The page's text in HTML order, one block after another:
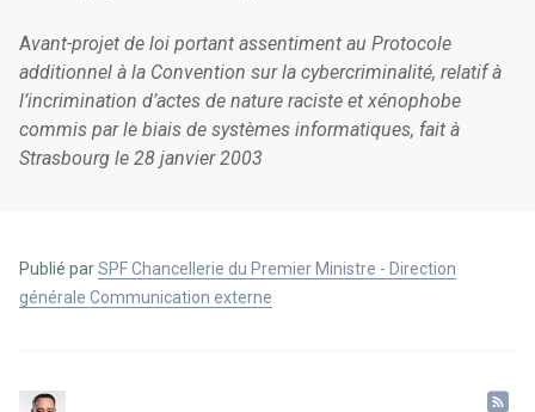
Avant-projet de loi portant assentiment au Protocole
additionnel à la Convention sur la cybercriminalité, relatif à
l’incrimination d’actes de nature raciste et xénophobe
commis par le biais de systèmes informatiques, fait à
Strasbourg le 28 janvier 2003
Publié parSPF Chancellerie du Premier Ministre - Direction
générale Communication externe